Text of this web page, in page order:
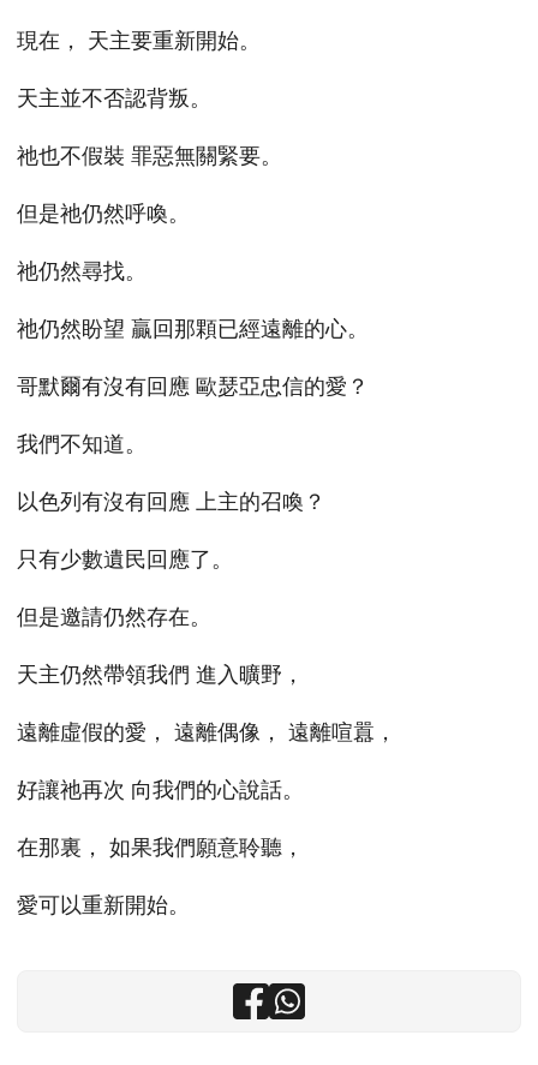
現在， 天主要重新開始。
天主並不否認背叛。
祂也不假裝 罪惡無關緊要。
但是祂仍然呼喚。
祂仍然尋找。
祂仍然盼望 贏回那顆已經遠離的心。
哥默爾有沒有回應 歐瑟亞忠信的愛？
我們不知道。
以色列有沒有回應 上主的召喚？
只有少數遺民回應了。
但是邀請仍然存在。
天主仍然帶領我們 進入曠野，
遠離虛假的愛， 遠離偶像， 遠離喧囂，
好讓祂再次 向我們的心說話。
在那裏， 如果我們願意聆聽，
愛可以重新開始。